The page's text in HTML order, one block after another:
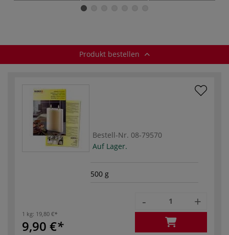
Produkt bestellen
Bestell-Nr. 08-79570
Auf Lager.
500 g
1 kg: 19,80 €
9,90 €
- +